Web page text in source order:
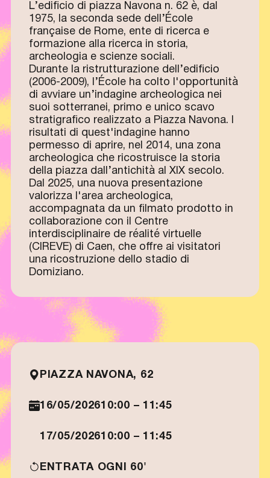
L’edificio di piazza Navona n. 62 è, dal
1975, la seconda sede dell’École
française de Rome, ente di ricerca e
formazione alla ricerca in storia,
archeologia e scienze sociali.
Durante la ristrutturazione dell’edificio
(2006-2009), l’École ha colto l'opportunità
di avviare un’indagine archeologica nei
suoi sotterranei, primo e unico scavo
stratigrafico realizzato a Piazza Navona. I
risultati di quest'indagine hanno
permesso di aprire, nel 2014, una zona
archeologica che ricostruisce la storia
della piazza dall’antichità al XIX secolo.
Dal 2025, una nuova presentazione
valorizza l'area archeologica,
accompagnata da un filmato prodotto in
collaborazione con il Centre
interdisciplinaire de réalité virtuelle
(CIREVE) di Caen, che offre ai visitatori
una ricostruzione dello stadio di
Domiziano.
PIAZZA NAVONA, 62
16/05/202610:00 – 11:45
17/05/202610:00 – 11:45
ENTRATA OGNI 60'